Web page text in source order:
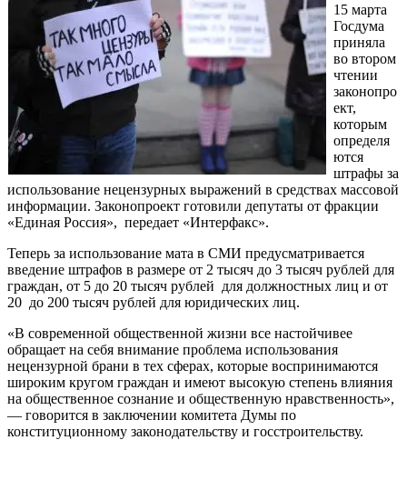
15 марта
Госдума
приняла
во втором
чтении
законопро
ект,
которым
определя
ются
штрафы за
использование нецензурных выражений в средствах массовой
информации. Законопроект готовили депутаты от фракции
«Единая Россия», передает «Интерфакс».
Теперь за использование мата в СМИ предусматривается
введение штрафов в размере от 2 тысяч до 3 тысяч рублей для
граждан, от 5 до 20 тысяч рублей для должностных лиц и от
20 до 200 тысяч рублей для юридических лиц.
«В современной общественной жизни все настойчивее
обращает на себя внимание проблема использования
нецензурной брани в тех сферах, которые воспринимаются
широким кругом граждан и имеют высокую степень влияния
на общественное сознание и общественную нравственность»,
— говорится в заключении комитета Думы по
конституционному законодательству и госстроительству.